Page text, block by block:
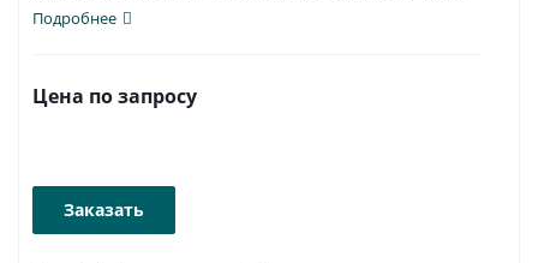
Подробнее
Цена по запросу
Заказать